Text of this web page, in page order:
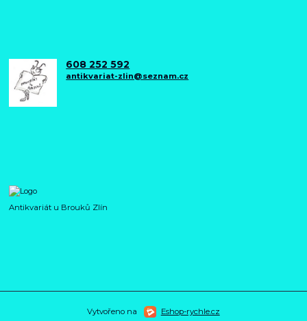
608 252 592
antikvariat-zlin@seznam.cz
Antikvariát u Brouků Zlín
Vytvořeno na Eshop-rychle.cz